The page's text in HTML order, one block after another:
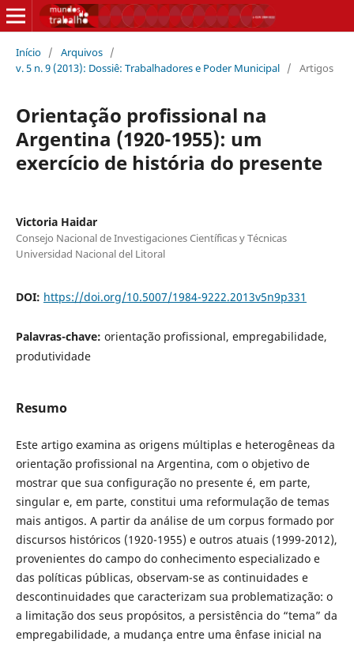
Início / Arquivos /
v. 5 n. 9 (2013): Dossiê: Trabalhadores e Poder Municipal / Artigos
Orientação profissional na
Argentina (1920-1955): um
exercício de história do presente
Victoria Haidar
Consejo Nacional de Investigaciones Científicas y Técnicas
Universidad Nacional del Litoral
DOI: https://doi.org/10.5007/1984-9222.2013v5n9p331
Palavras-chave: orientação profissional, empregabilidade,
produtividade
Resumo
Este artigo examina as origens múltiplas e heterogêneas da
orientação profissional na Argentina, com o objetivo de
mostrar que sua configuração no presente é, em parte,
singular e, em parte, constitui uma reformulação de temas
mais antigos. A partir da análise de um corpus formado por
discursos históricos (1920-1955) e outros atuais (1999-2012),
provenientes do campo do conhecimento especializado e
das políticas públicas, observam-se as continuidades e
descontinuidades que caracterizam sua problematização: o
a limitação dos seus propósitos, a persistência do “tema” da
empregabilidade, a mudança entre uma ênfase inicial na